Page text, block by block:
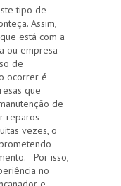
tipo de
Assim,
está com a
ou empresa
de
ocorrer é
que
de
reparos
vezes, o
Por isso,
no